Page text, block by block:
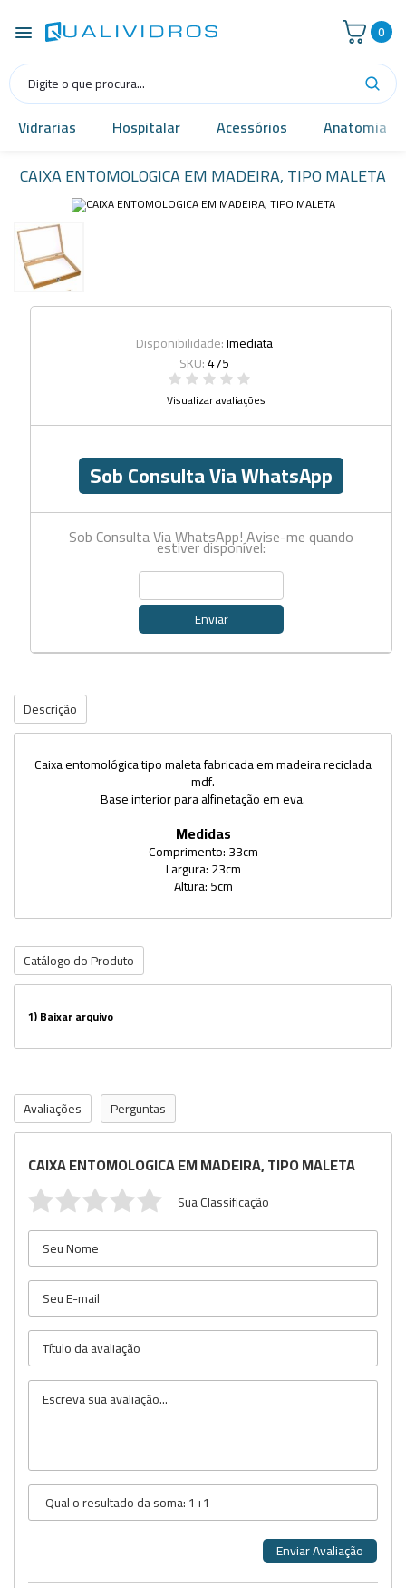
0
Vidrarias Hospitalar Acessórios Anatomia
CAIXA ENTOMOLOGICA EM MADEIRA, TIPO MALETA
Disponibilidade:Imediata
SKU:475
Visualizar avaliações
Sob Consulta Via WhatsApp
Sob Consulta Via WhatsApp! Avise-me quando
estiver disponível:
Enviar
Descrição
Caixa entomológica tipo maleta fabricada em madeira reciclada
mdf.
Base interior para alfinetação em eva.
Medidas
Comprimento: 33cm
Largura: 23cm
Altura: 5cm
Catálogo do Produto
1)Baixar arquivo
Avaliações Perguntas
CAIXA ENTOMOLOGICA EM MADEIRA, TIPO MALETA
Sua Classificação